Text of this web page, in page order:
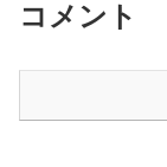
コメント